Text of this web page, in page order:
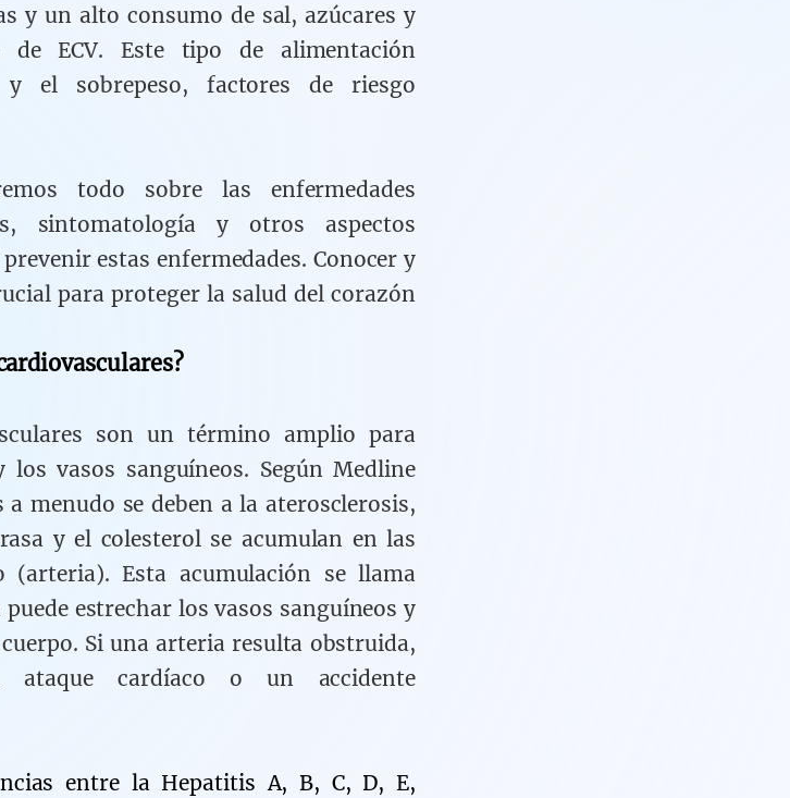
y un alto consumo de sal, azúcares y
de ECV. Este tipo de alimentación
el sobrepeso, factores de riesgo
todo sobre las enfermedades
sintomatología y otros aspectos
estas enfermedades. Conocer y
para proteger la salud del corazón
son un término amplio para
vasos sanguíneos. Según Medline
menudo se deben a la aterosclerosis,
y el colesterol se acumulan en las
(arteria). Esta acumulación se llama
estrechar los vasos sanguíneos y
Si una arteria resulta obstruida,
cardíaco o un accidente
entre la Hepatitis A, B, C, D, E,